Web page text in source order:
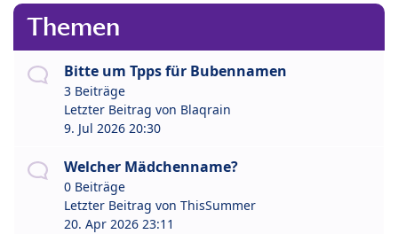
Themen
Bitte um Tpps für Bubennamen
3 Beiträge
Letzter Beitrag von Blaqrain
9. Jul 2026 20:30
Welcher Mädchenname?
0 Beiträge
Letzter Beitrag von ThisSummer
20. Apr 2026 23:11